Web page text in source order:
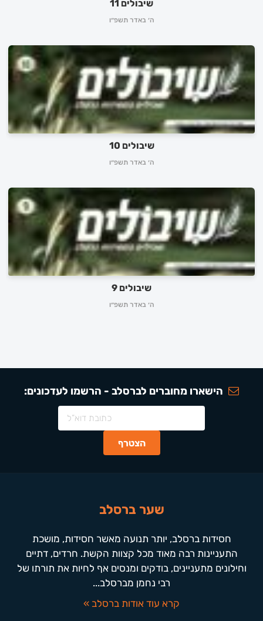
שיבולים 11
ה׳ באדר תשפ״ו
שיבולים 10
ה׳ באדר תשפ״ו
שיבולים 9
ה׳ באדר תשפ״ו
הישארו מחוברים לברסלב - הרשמו לעדכונים:
שער ברסלב
חסידות ברסלב, יותר תנועה מאשר חסידות, מושכת
התעניינות רבה מאוד מכל קצוות הקשת. חרדים, דתיים
וחילונים מתעניינים, בודקים ומנסים אף לחיות את תורתו של
רבי נחמן מברסלב...
קרא עוד אודות ברסלב »